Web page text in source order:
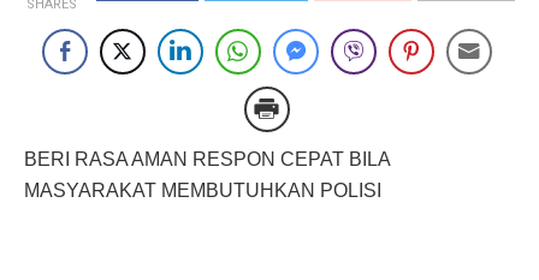
SHARES
BERI RASA AMAN RESPON CEPAT BILA
MASYARAKAT MEMBUTUHKAN POLISI